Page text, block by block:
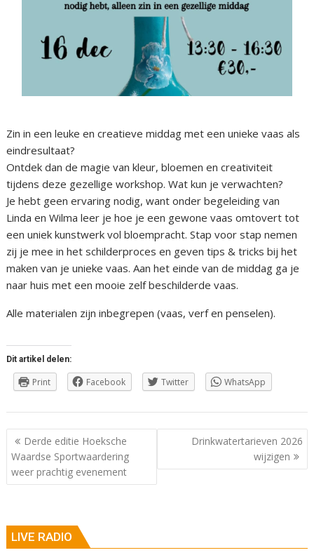
Zin in een leuke en creatieve middag met een unieke vaas als
eindresultaat?
Ontdek dan de magie van kleur, bloemen en creativiteit
tijdens deze gezellige workshop. Wat kun je verwachten?
Je hebt geen ervaring nodig, want onder begeleiding van
Linda en Wilma leer je hoe je een gewone vaas omtovert tot
een uniek kunstwerk vol bloempracht. Stap voor stap nemen
zij je mee in het schilderproces en geven tips & tricks bij het
maken van je unieke vaas. Aan het einde van de middag ga je
naar huis met een mooie zelf beschilderde vaas.
Alle materialen zijn inbegrepen (vaas, verf en penselen).
Dit artikel delen:
Print Facebook Twitter WhatsApp
Berichtnavigatie
Derde editie Hoeksche
Waardse Sportwaardering
weer prachtig evenement
Drinkwatertarieven 2026
wijzigen
LIVE RADIO